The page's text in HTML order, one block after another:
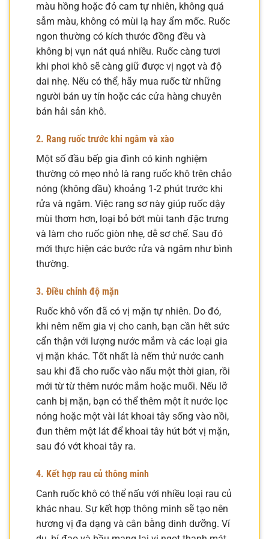
màu hồng hoặc đỏ cam tự nhiên, không quá
sẫm màu, không có mùi lạ hay ẩm mốc. Ruốc
ngon thường có kích thước đồng đều và
không bị vụn nát quá nhiều. Ruốc càng tươi
khi phơi khô sẽ càng giữ được vị ngọt và độ
dai nhẹ. Nếu có thể, hãy mua ruốc từ những
người bán uy tín hoặc các cửa hàng chuyên
bán hải sản khô.
2. Rang ruốc trước khi ngâm và xào
Một số đầu bếp gia đình có kinh nghiệm
thường có mẹo nhỏ là rang ruốc khô trên chảo
nóng (không dầu) khoảng 1-2 phút trước khi
rửa và ngâm. Việc rang sơ này giúp ruốc dậy
mùi thơm hơn, loại bỏ bớt mùi tanh đặc trưng
và làm cho ruốc giòn nhẹ, dễ sơ chế. Sau đó
mới thực hiện các bước rửa và ngâm như bình
thường.
3. Điều chỉnh độ mặn
Ruốc khô vốn đã có vị mặn tự nhiên. Do đó,
khi nêm nếm gia vị cho canh, bạn cần hết sức
cẩn thận với lượng nước mắm và các loại gia
vị mặn khác. Tốt nhất là nếm thử nước canh
sau khi đã cho ruốc vào nấu một thời gian, rồi
mới từ từ thêm nước mắm hoặc muối. Nếu lỡ
canh bị mặn, bạn có thể thêm một ít nước lọc
nóng hoặc một vài lát khoai tây sống vào nồi,
đun thêm một lát để khoai tây hút bớt vị mặn,
sau đó vớt khoai tây ra.
4. Kết hợp rau củ thông minh
Canh ruốc khô có thể nấu với nhiều loại rau củ
khác nhau. Sự kết hợp thông minh sẽ tạo nên
hương vị đa dạng và cân bằng dinh dưỡng. Ví